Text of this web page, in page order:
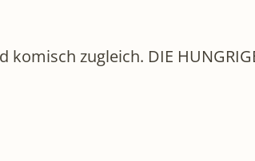
zugleich. DIE